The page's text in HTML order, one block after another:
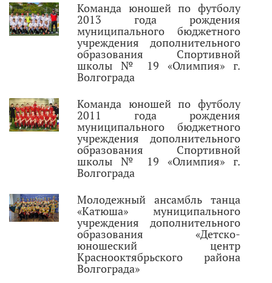
Команда юношей по футболу
2013 года рождения
муниципального бюджетного
учреждения дополнительного
образования Спортивной
школы № 19 «Олимпия» г.
Волгограда
Команда юношей по футболу
2011 года рождения
муниципального бюджетного
учреждения дополнительного
образования Спортивной
школы № 19 «Олимпия» г.
Волгограда
Молодежный ансамбль танца
«Катюша» муниципального
учреждения дополнительного
образования «Детско-
юношеский центр
Краснооктябрьского района
Волгограда»